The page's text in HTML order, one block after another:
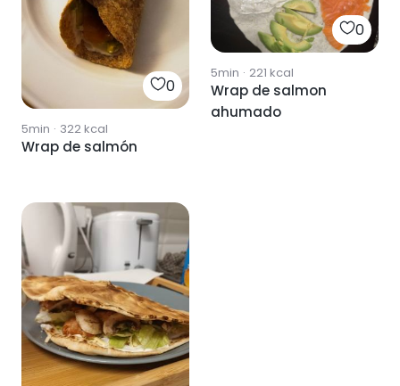
0
5min · 322kcal
Wrap de salmón
0
5min · 221 kcal
Wrap de salmon
ahumado